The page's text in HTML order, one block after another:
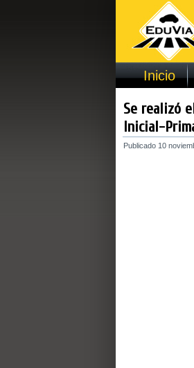
Inicio
Se realizó
Inicial-
Publicado 10